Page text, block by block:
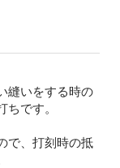
縫いをする時の
です。
で、打刻時の抵